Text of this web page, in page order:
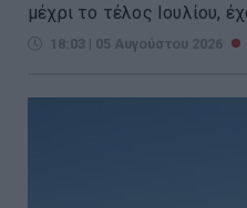
μέχρι το τέλος Ιουλίου,
18:03 | 05 Αυγούστου 2026